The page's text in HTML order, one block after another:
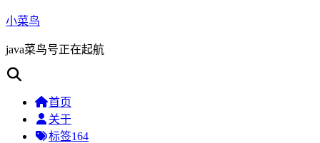
小菜鸟
java菜鸟号正在起航
首页
关于
标签164